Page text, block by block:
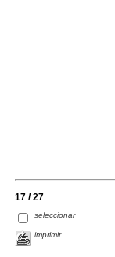
17 / 27
seleccionar
imprimir